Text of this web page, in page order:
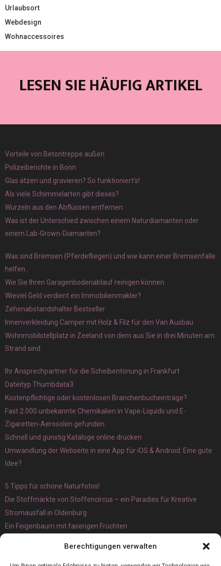
Berechtigungen verwalten
Urlaubsort
Webdesign
Wohnaccessoires
LESEN SIE HÄUFIG ARTIKEL
Vorteile von Betontreppe außen
Polizeiberichte in Bonn
Glas ätzen und gravieren? So funktioniert’s!
Als viele Schimmelarten gibt dieses?
Wurzeln aus den Abflüssen entfernen
Was ist der Unterschied zwischen einem Naturdiamanten oder
einem Lab-Grown-Diamanten?
Was sind Bremsen (Pferdefliegen) und wie kann einer Bremsenfalle
helfen..
Wie Sie Ihren Garagenbodenablauf reinigen können
Wieviel Geld verdient ein Immobilienmakler?
Zehenabstandshalter Bestseller
Innenverkleidung Camper mit Holz & Filz für den Van Ausbau
Wohnmobilstellplatz in Zeeland von dem aus Sie in drei Minuten am
Strand sind
Ihr Ansprechpartner für die Scheibentönung in Frankfurt
Dateityp Thumbdata3
Kostenpflichtige oder kostenlosen Branchenbucheinträge?
Fast 2.000 unbekannte Chemikalien in Vape-Liquids und E-
Zigaretten-Aerosolen gefunden
Schnell und günstig Kataloge online drucken
Umwandlung der Webseite in eine App für iOS & Android: Eine gute
Idee?
5 Tipps für schöne Naturfotos!
Die Stoffmärkte von Stoffencircus – ein Paradies für Kreative
Stromausfall in Oldenburg
Ein Feigenbaum mit faserigen Früchten